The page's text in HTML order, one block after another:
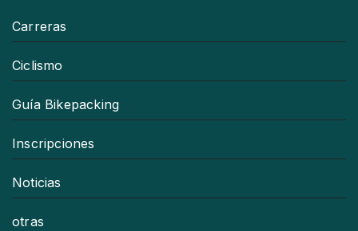
Carreras
Ciclismo
Guía Bikepacking
Inscripciones
Noticias
otras